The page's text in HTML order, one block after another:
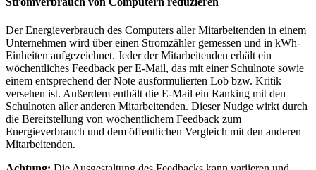
Der Energieverbrauch des Computers aller Mitarbeitenden in einem
Unternehmen wird über einen Stromzähler gemessen und in kWh-
Einheiten aufgezeichnet. Jeder der Mitarbeitenden erhält ein
wöchentliches Feedback per E-Mail, das mit einer Schulnote sowie
einem entsprechend der Note ausformulierten Lob bzw. Kritik
versehen ist. Außerdem enthält die E-Mail ein Ranking mit den
Schulnoten aller anderen Mitarbeitenden. Dieser Nudge wirkt durch
die Bereitstellung von wöchentlichem Feedback zum
Energieverbrauch und dem öffentlichen Vergleich mit den anderen
Mitarbeitenden.